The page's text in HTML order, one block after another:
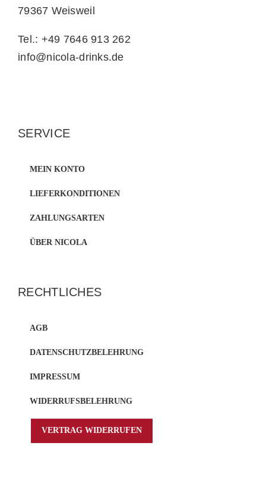
79367 Weisweil
Tel.: +49 7646 913 262
info@nicola-drinks.de
SERVICE
MEIN KONTO
LIEFERKONDITIONEN
ZAHLUNGSARTEN
ÜBER NICOLA
RECHTLICHES
AGB
DATENSCHUTZBELEHRUNG
IMPRESSUM
WIDERRUFSBELEHRUNG
VERTRAG WIDERRUFEN